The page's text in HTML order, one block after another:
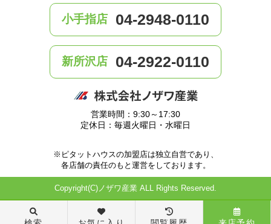
小手指店 04-2948-0110
新所沢店 04-2922-0110
営業時間：9:30～17:30
定休日：毎週火曜日・水曜日
※ピタットハウスの加盟店は独立自営であり、
各店舗の責任のもと運営をしております。
Copyright(C)ノザワ産業 ALL Rights Reserved.